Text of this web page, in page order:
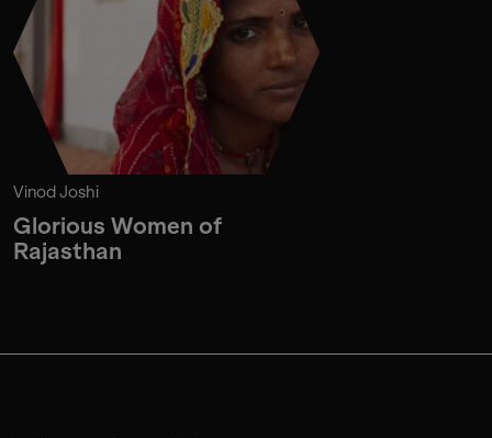
Vinod Joshi
Glorious Women of
Rajasthan